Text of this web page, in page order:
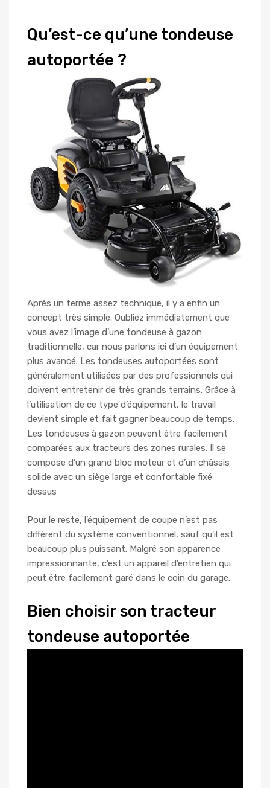
Qu’est-ce qu’une tondeuse
autoportée ?
Après un terme assez technique, il y a enfin un
concept très simple. Oubliez immédiatement que
vous avez l’image d’une tondeuse à gazon
traditionnelle, car nous parlons ici d’un équipement
plus avancé. Les tondeuses autoportées sont
généralement utilisées par des professionnels qui
doivent entretenir de très grands terrains. Grâce à
l’utilisation de ce type d’équipement, le travail
devient simple et fait gagner beaucoup de temps.
Les tondeuses à gazon peuvent être facilement
comparées aux tracteurs des zones rurales. Il se
compose d’un grand bloc moteur et d’un châssis
solide avec un siège large et confortable fixé
dessus
Pour le reste, l’équipement de coupe n’est pas
différent du système conventionnel, sauf qu’il est
beaucoup plus puissant. Malgré son apparence
impressionnante, c’est un appareil d’entretien qui
peut être facilement garé dans le coin du garage.
Bien choisir son tracteur
tondeuse autoportée